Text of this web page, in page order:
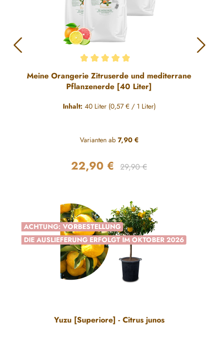
Durchschnittliche Bewertung von 5 von 5 Sternen
Meine Orangerie Zitruserde und mediterrane
Pflanzenerde [40 Liter]
Inhalt: 40 Liter (0,57 € / 1 Liter)
Varianten ab7,90 €
Verkaufspreis:
22,90 € Regulärer Preis:
29,90 €
ACHTUNG: VORBESTELLUNG
DIE AUSLIEFERUNG ERFOLGT IM OKTOBER 2026
Yuzu [Superiore] - Citrus junos